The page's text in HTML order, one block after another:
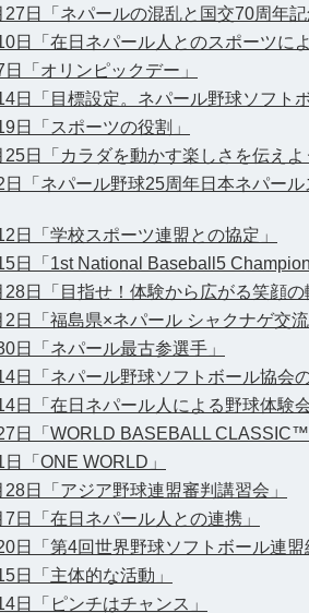
日「ネパールの混乱と国交70周年記
日「在日ネパール人とのスポーツによ
「オリンピックデー」
日「目標設定。ネパール野球ソフト
日「スポーツの役割」
日「カラダを動かす楽しさを伝えよ
日「ネパール野球25周年日本ネパー
日「学校スポーツ連盟との協定」
日「1st National Baseball5
日「目指せ！体験から広がる笑顔の
日「福島県×ネパール シャクナゲ交流
日「ネパール最古参選手」
日「ネパール野球ソフトボール協会
日「在日ネパール人による野球体験会
日「WORLD BASEBALL CLASSIC™
「ONE WORLD」
日「アジア野球連盟審判講習会」
日「在日ネパール人との連携」
日「第4回世界野球ソフトボール連盟
日「主体的な活動」
日「ピンチはチャンス」